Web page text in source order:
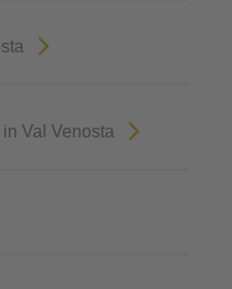
Val Venosta